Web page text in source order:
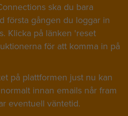
ska du bara
första gången du loggar in
Klicka på länken 'reset
för att komma in på
på plattformen just nu kan
innan emails når fram
eventuell väntetid.